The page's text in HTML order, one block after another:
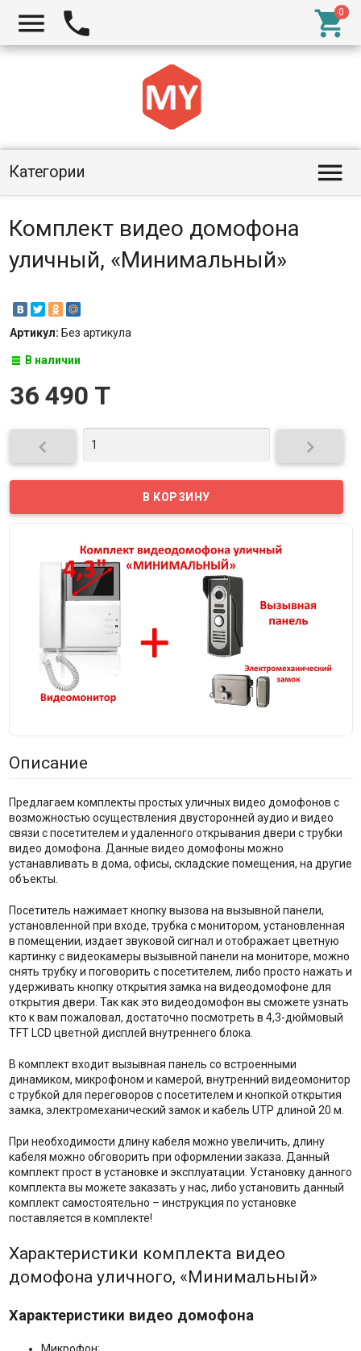
  
Категории 
Комплект видео домофона
уличный, «Минимальный»
Артикул: Без артикула
В наличии
36 490 T
 
Описание
Предлагаем комплекты простых уличных видео домофонов с
возможностью осуществления двусторонней аудио и видео
связи с посетителем и удаленного открывания двери с трубки
видео домофона. Данные видео домофоны можно
устанавливать в дома, офисы, складские помещения, на другие
объекты.
Посетитель нажимает кнопку вызова на вызывной панели,
установленной при входе, трубка с монитором, установленная
в помещении, издает звуковой сигнал и отображает цветную
картинку с видеокамеры вызывной панели на мониторе, можно
снять трубку и поговорить с посетителем, либо просто нажать и
удерживать кнопку открытия замка на видеодомофоне для
открытия двери. Так как это видеодомофон вы сможете узнать
кто к вам пожаловал, достаточно посмотреть в 4,3-дюймовый
TFT LCD цветной дисплей внутреннего блока.
В комплект входит вызывная панель со встроенными
динамиком, микрофоном и камерой, внутренний видеомонитор
с трубкой для переговоров с посетителем и кнопкой открытия
замка, электромеханический замок и кабель UTP длиной 20 м.
При необходимости длину кабеля можно увеличить, длину
кабеля можно обговорить при оформлении заказа. Данный
комплект прост в установке и эксплуатации. Установку данного
комплекта вы можете заказать у нас, либо установить данный
комплект самостоятельно – инструкция по установке
поставляется в комплекте!
Характеристики комплекта видео
домофона уличного, «Минимальный»
Характеристики видео домофона
Микрофон;